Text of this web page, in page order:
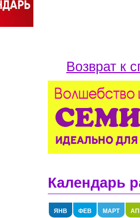
Возврат к
Календарь
ЯНВ ФЕВ МАРТ